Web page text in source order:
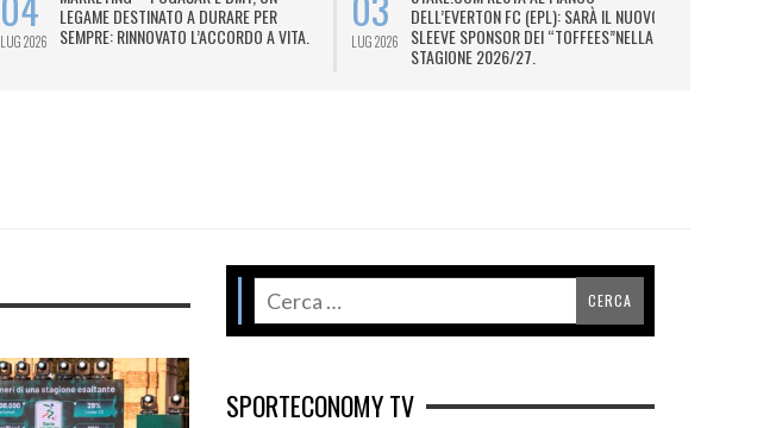
LUG 2026
LEGAME DESTINATO A DURARE PER
SEMPRE: RINNOVATO L’ACCORDO A VITA.
LUG 2026
DELL’EVERTON FC (EPL): SARÀ IL NUOVO
SLEEVE SPONSOR DEI “TOFFEES”NELLA
STAGIONE 2026/27.
SPORTECONOMY TV